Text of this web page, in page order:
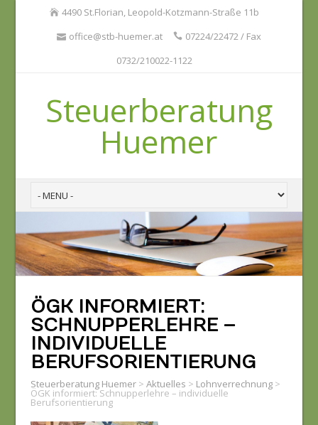
4490 St.Florian, Leopold-Kotzmann-Straße 11b
office@stb-huemer.at
07224/22472 / Fax
0732/210022-1122
Steuerberatung
Huemer
ÖGK INFORMIERT:
SCHNUPPERLEHRE –
INDIVIDUELLE
BERUFSORIENTIERUNG
Steuerberatung Huemer> Aktuelles > Lohnverrechnung>
ÖGK informiert: Schnupperlehre – individuelle
Berufsorientierung